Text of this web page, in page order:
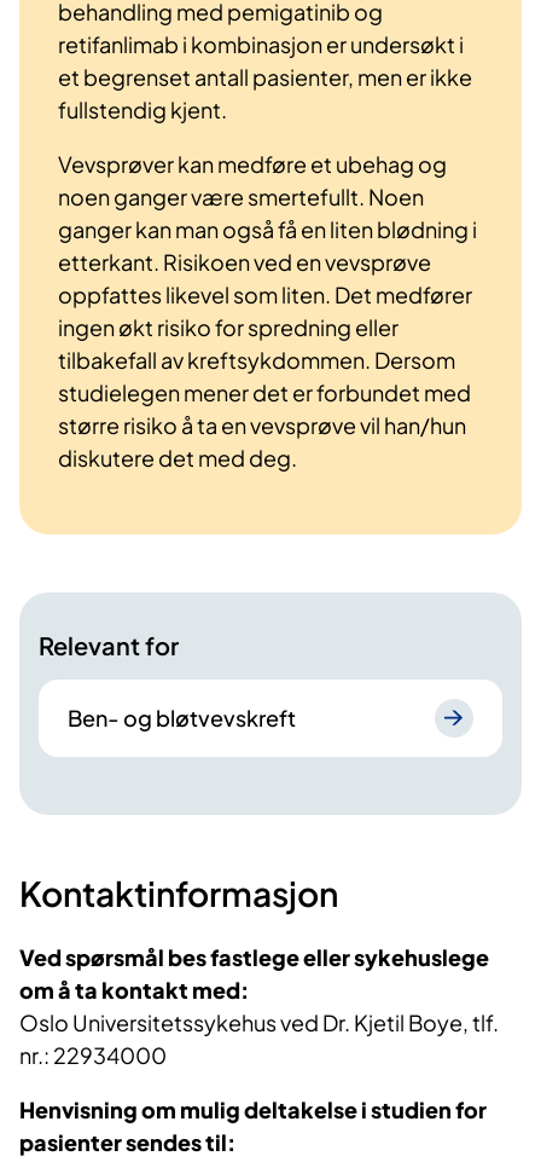
behandling med pemigatinib og
retifanlimab i kombinasjon er undersøkt i
et begrenset antall pasienter, men er ikke
fullstendig kjent.
Vevsprøver kan medføre et ubehag og
noen ganger være smertefullt. Noen
ganger kan man også få en liten blødning i
etterkant. Risikoen ved en vevsprøve
oppfattes likevel som liten. Det medfører
ingen økt risiko for spredning eller
tilbakefall av kreftsykdommen. Dersom
studielegen mener det er forbundet med
større risiko å ta en vevsprøve vil han/hun
diskutere det med deg.
Relevant for
Ben- og bløtvevskreft
Kontaktinformasjon
Ved spørsmål bes fastlege eller sykehuslege
om å ta kontakt med:
Oslo Universitetssykehus ved Dr. Kjetil Boye, tlf.
nr.: 22934000
Henvisning om mulig deltakelse i studien for
pasienter sendes til: